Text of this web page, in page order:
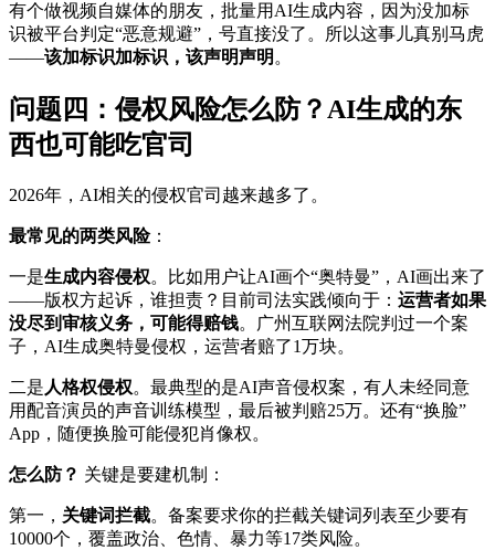
有个做视频自媒体的朋友，批量用AI生成内容，因为没加标
识被平台判定“恶意规避”，号直接没了。所以这事儿真别马虎
——该加标识加标识，该声明声明 。
问题四：侵权风险怎么防？AI生成的东
西也可能吃官司
2026年，AI相关的侵权官司越来越多了。
最常见的两类风险：
一是生成内容侵权。比如用户让AI画个“奥特曼”，AI画出来了
——版权方起诉，谁担责？目前司法实践倾向于： 运营者如果
没尽到审核义务，可能得赔钱。广州互联网法院判过一个案
子，AI生成奥特曼侵权，运营者赔了1万块。
二是 人格权侵权。最典型的是AI声音侵权案，有人未经同意
用配音演员的声音训练模型，最后被判赔25万。还有“换脸”
App，随便换脸可能侵犯肖像权。
怎么防？ 关键是要建机制：
第一， 关键词拦截。备案要求你的拦截关键词列表至少要有
10000个，覆盖政治、色情、暴力等17类风险。